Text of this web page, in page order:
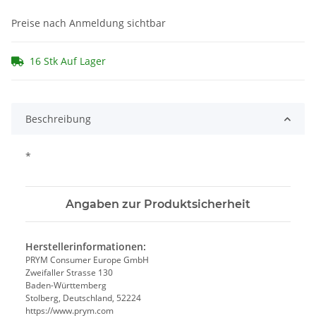
Preise nach Anmeldung sichtbar
16 Stk Auf Lager
Beschreibung
*
Angaben zur Produktsicherheit
Herstellerinformationen:
PRYM Consumer Europe GmbH
Zweifaller Strasse 130
Baden-Württemberg
Stolberg, Deutschland, 52224
https://www.prym.com